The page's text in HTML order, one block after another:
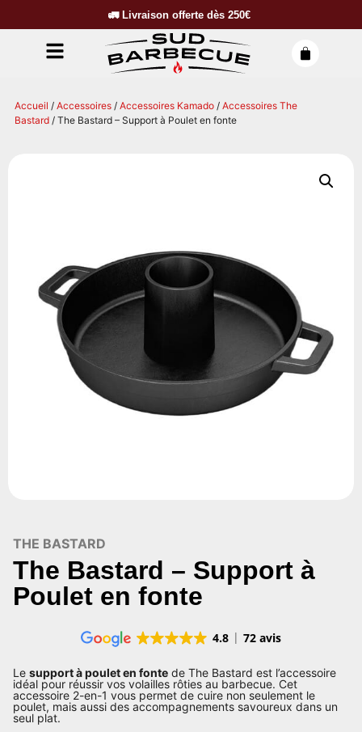
🚛 Livraison offerte dès 250€
Accueil / Accessoires / Accessoires Kamado / Accessoires The
Bastard / The Bastard – Support à Poulet en fonte
THE BASTARD
The Bastard – Support à
Poulet en fonte
4.8 72 avis
Le support à poulet en fonte de The Bastard est l’accessoire
idéal pour réussir vos volailles rôties au barbecue. Cet
accessoire 2-en-1 vous permet de cuire non seulement le
poulet, mais aussi des accompagnements savoureux dans un
seul plat.